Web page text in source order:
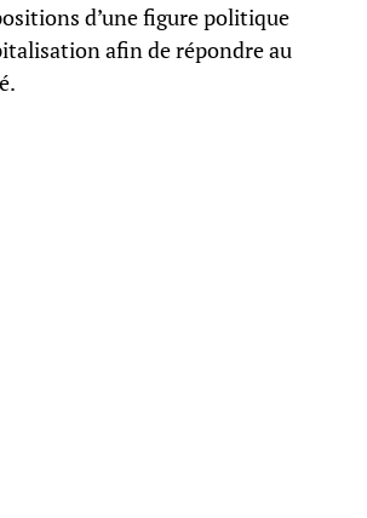
d’une figure politique
afin de répondre au